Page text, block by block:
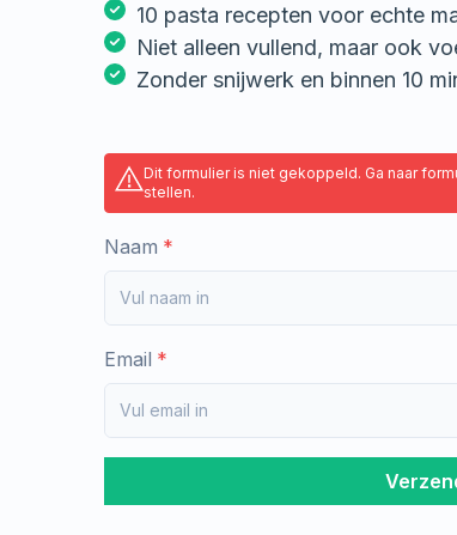
10 pasta recepten voor echte
Niet alleen vullend, maar ook
Zonder snijwerk en binnen 10
Dit formulier is niet gekoppeld. Ga naar
stellen.
Naam
Email